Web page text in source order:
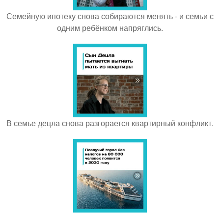
Семейную ипотеку снова собираются менять - и семьи с
одним ребёнком напряглись.
В семье децла снова разгорается квартирный конфликт.